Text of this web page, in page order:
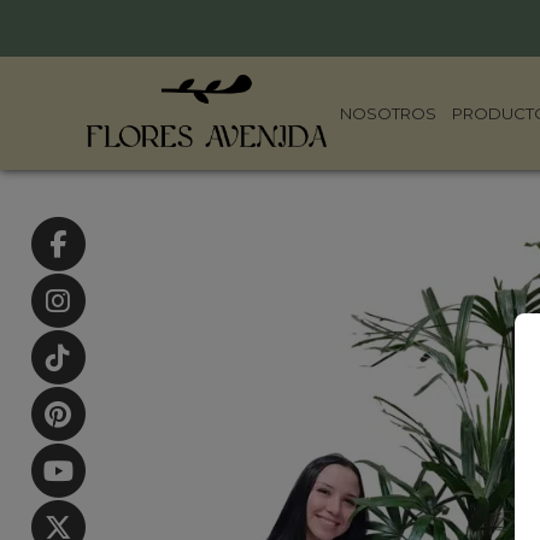
NOSOTROS